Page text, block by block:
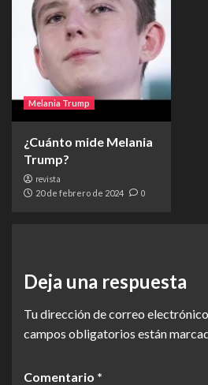
Melania Trump
¿Cuánto mide Melania
Trump?
revista
20 de febrero de 2024 0
Deja una respuesta
Tu dirección de correo
campos obligatorios están
Comentario *